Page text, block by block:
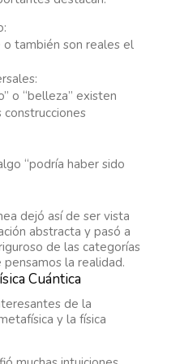
también son reales el
o “belleza” existen
“podría haber sido
dejó así de ser vista
abstracta y pasó a
de las categorías
la realidad.
Cuántica
de la
y la física